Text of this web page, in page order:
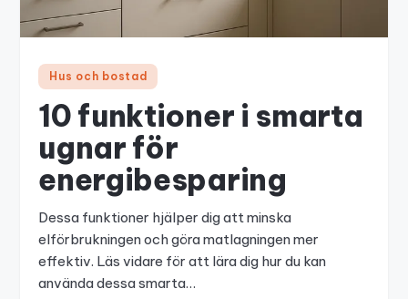
Hus och bostad
10 funktioner i smarta
ugnar för
energibesparing
Dessa funktioner hjälper dig att minska
elförbrukningen och göra matlagningen mer
effektiv. Läs vidare för att lära dig hur du kan
använda dessa smarta…